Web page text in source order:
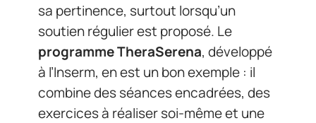
sa pertinence, surtout lorsqu’un
soutien régulier est proposé. Le
programme TheraSerena, développé
à l’Inserm, en est un bon exemple : il
combine des séances encadrées, des
exercices à réaliser soi-même et une